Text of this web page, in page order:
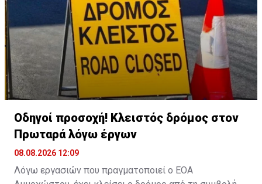
Οδηγοί προσοχή! Κλειστός δρόμος στον
Πρωταρά λόγω έργων
08.08.2026 12:09
Λόγω εργασιών που πραγματοποιεί ο ΕΟΑ